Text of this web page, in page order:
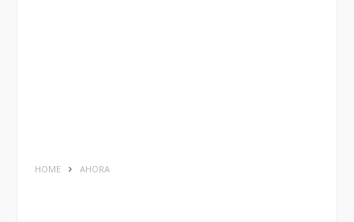
HOME AHORA